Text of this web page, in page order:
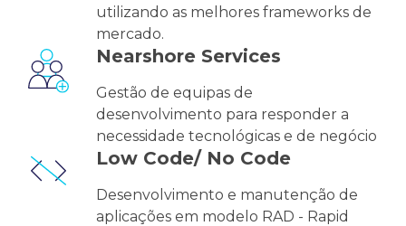
utilizando as melhores frameworks de
mercado.
Nearshore Services
Gestão de equipas de
desenvolvimento para responder a
necessidade tecnológicas e de negócio
Low Code/ No Code
Desenvolvimento e manutenção de
aplicações em modelo RAD - Rapid